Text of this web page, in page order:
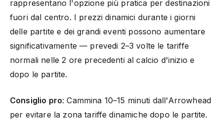
rappresentano l'opzione più pratica per destinazioni
fuori dal centro. I prezzi dinamici durante i giorni
delle partite e dei grandi eventi possono aumentare
significativamente — prevedi 2–3 volte le tariffe
normali nelle 2 ore precedenti al calcio d'inizio e
dopo le partite.
Consiglio pro: Cammina 10–15 minuti dall'Arrowhead
per evitare la zona tariffe dinamiche dopo le partite.